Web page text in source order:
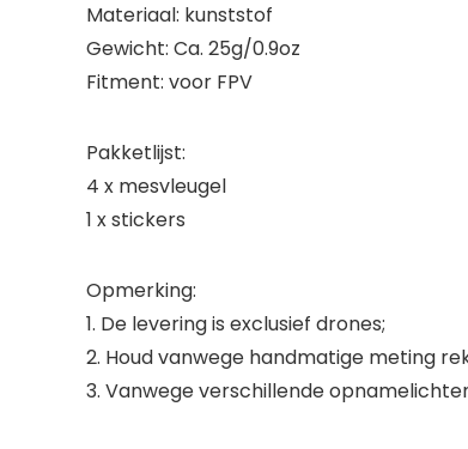
Materiaal: kunststof
Gewicht: Ca. 25g/0.9oz
Fitment: voor FPV
Pakketlijst:
4 x mesvleugel
1 x stickers
Opmerking:
1. De levering is exclusief drones;
2. Houd vanwege handmatige meting
3. Vanwege verschillende